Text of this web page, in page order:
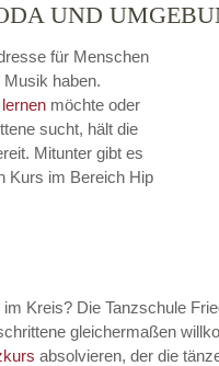
UND
für Menschen
haben.
möchte oder
sucht, hält die
Mitunter gibt es
Kurs im Bereich Hip
Kreis? Die Tanzschule
gleichermaßen
absolvieren, der die